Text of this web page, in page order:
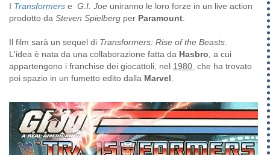
I Transformers e G.I. Joe uniranno le loro forze in un live action
prodotto da Steven Spielberg per Paramount
Il film sarà un sequel di Transformers: Rise of the Beasts
L'idea è nata da una collaborazione fatta da Hasbro , a cui
appartengono i franchise dei giocattoli, nel 1980 che ha trovato
poi spazio in un fumetto edito dalla Marvel